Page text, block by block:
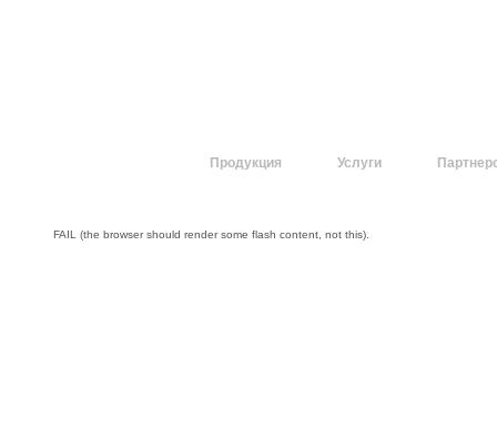
Продукция Услуги
FAIL (the browser should render some flash content, not this).